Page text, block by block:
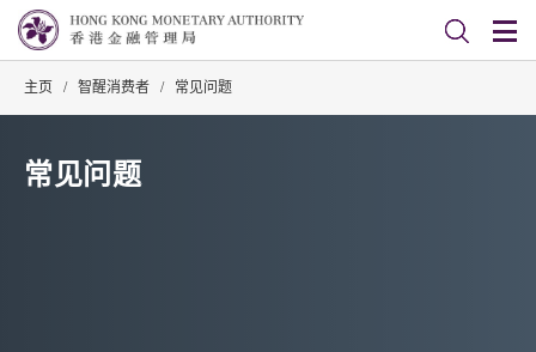
主页 / 智醒消费者 / 常见问题
常见问题